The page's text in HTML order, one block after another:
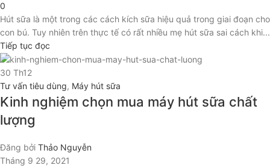
0
Hút sữa là một trong các cách kích sữa hiệu quả trong giai đoạn cho
con bú. Tuy nhiên trên thực tế có rất nhiều mẹ hút sữa sai cách khi...
Tiếp tục đọc
30 Th12
Tư vấn tiêu dùng, Máy hút sữa
Kinh nghiệm chọn mua máy hút sữa chất
lượng
Đăng bởi Thảo Nguyễn
Tháng 9 29, 2021